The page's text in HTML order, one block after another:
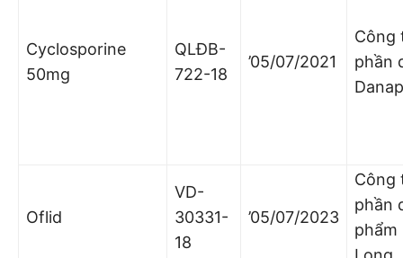
Cyclosporine
50mg
QLĐB-
722-18
’05/07/2021
Công
phần
Oflid
VD-
30331-
18
’05/07/2023
Công
phần
phẩm